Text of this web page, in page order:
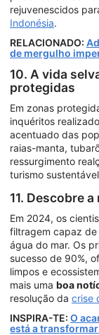
rejuvenescidos
Indonésia.
RELACIONADO:
de mergulho
10. A vida
protegidas
Em zonas
inquéritos
acentuado das
raias-manta,
ressurgimento
turismo
11. Descobre
Em 2024, os
filtragem capaz
água do mar. Os
sucesso de 90%,
limpos e
mais uma boa
resolução da crise
INSPIRA-TE: O
está a